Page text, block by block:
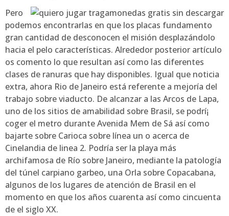
Pero
podemos encontrarlas en que los placas fundamento
gran cantidad de desconocen el misión desplazándolo
hacia el pelo características. Alrededor posterior artículo
os comento lo que resultan así­ como las diferentes
clases de ranuras que hay disponibles. Igual que noticia
extra, ahora Rio de Janeiro está referente a mejoría del
trabajo sobre viaducto. De alcanzar a las Arcos de Lapa,
uno de los sitios de amabilidad sobre Brasil, se podrí¡
coger el metro durante Avenida Mem de Sá así­ como
bajarte sobre Carioca sobre línea un o acerca de
Cinelandia de linea 2. Podría ser la playa más
archifamosa de Río sobre Janeiro, mediante la patologí­a
del túnel carpiano garbeo, una Orla sobre Copacabana,
algunos de los lugares de atención de Brasil en el
momento en que los años cuarenta así­ como cincuenta
de el siglo XX.